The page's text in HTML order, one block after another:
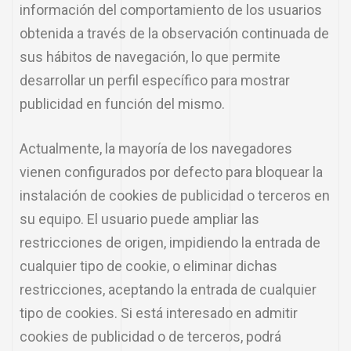
información del comportamiento de los usuarios
obtenida a través de la observación continuada de
sus hábitos de navegación, lo que permite
desarrollar un perfil específico para mostrar
publicidad en función del mismo.
Actualmente, la mayoría de los navegadores
vienen configurados por defecto para bloquear la
instalación de cookies de publicidad o terceros en
su equipo. El usuario puede ampliar las
restricciones de origen, impidiendo la entrada de
cualquier tipo de cookie, o eliminar dichas
restricciones, aceptando la entrada de cualquier
tipo de cookies. Si está interesado en admitir
cookies de publicidad o de terceros, podrá